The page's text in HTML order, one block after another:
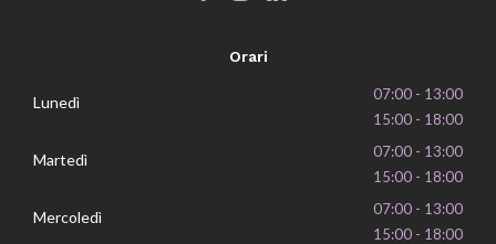
Orari
Lunedì
07:00 - 13:00
15:00 - 18:00
Martedì
07:00 - 13:00
15:00 - 18:00
Mercoledì
07:00 - 13:00
15:00 - 18:00